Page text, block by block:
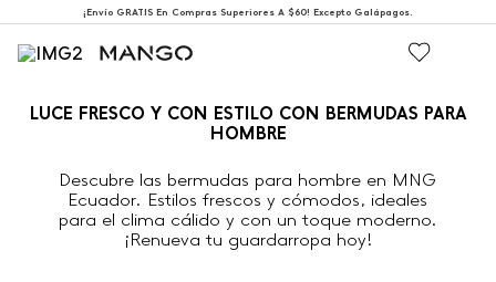
¡Envío GRATIS En Compras Superiores A $60! Excepto Galápagos.
LUCE FRESCO Y CON ESTILO CON BERMUDAS PARA
HOMBRE
Descubre las bermudas para hombre en MNG
Ecuador. Estilos frescos y cómodos, ideales
para el clima cálido y con un toque moderno.
¡Renueva tu guardarropa hoy!